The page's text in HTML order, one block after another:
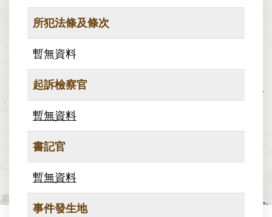
所犯法條及條次
暫無資料
起訴檢察官
暫無資料
書記官
暫無資料
事件發生地